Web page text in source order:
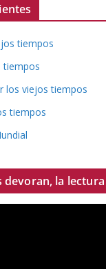
tiempos
tiempos
los viejos tiempos
tiempos
devoran, la